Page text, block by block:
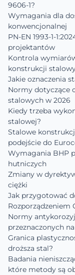
9606-1?
Wymagania dla
konwencjonalnej
PN-EN 1993-1-
projektantów
Kontrola
konstrukcji
Jakie oznaczenia
Normy dotyczące
stalowych w 2026
Kiedy trzeba
stalowej?
Stalowe
podejście do
Wymagania BHP
hutniczych
Zmiany w
ciężki
Jak przygotować
Rozporządzeniem
Normy
przeznaczonych
Granica
droższa stal?
Badania
które metody są